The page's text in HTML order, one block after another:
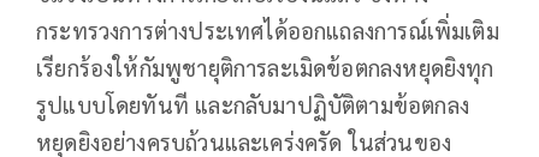
กระทรวงการต่างประเทศได้ออกแถลงการณ์เพิ่มเติม
เรียกร้องให้กัมพูชายุติการละเมิดข้อตกลงหยุดยิงทุก
รูปแบบโดยทันที และกลับมาปฏิบัติตามข้อตกลง
หยุดยิงอย่างครบถ้วนและเคร่งครัด ในส่วนของ